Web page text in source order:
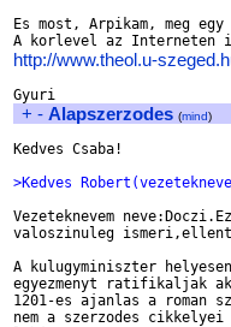
Es most, Arpikam, meg
http://www.theol.u-
+ - Alapszerzodes (mind)
Kedves Csaba!
>Kedves
Vezeteknevem
valoszinuleg
A kulugyminiszter
egyezmenyt ratifikaljak
1201-es ajanlas a roman
nem a szerzodes